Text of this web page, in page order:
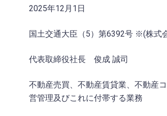
2025年12月1日
国土交通大臣（5）第6392号 ※(株式
代表取締役社長 俊成 誠司
不動産売買、不動産賃貸業、不動産
営管理及びこれに付帯する業務